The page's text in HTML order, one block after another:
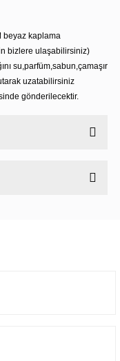
beyaz kaplama
bizlere ulaşabilirsiniz)
su,parfüm,sabun,çamaşır
uzatabilirsiniz
gönderilecektir.